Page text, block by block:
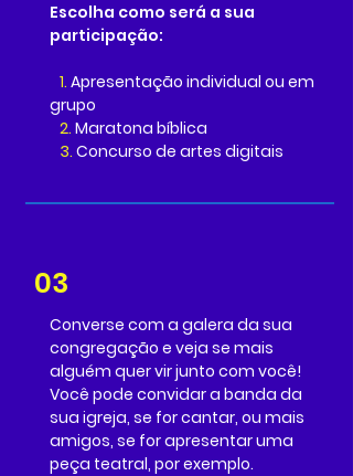
Escolha como será a sua
participação:
1. Apresentação individual ou em
grupo
2. Maratona bíblica
3. Concurso de artes digitais
03
Converse com a galera da sua
congregação e veja se mais
alguém quer vir junto com você!
Você pode convidar a banda da
sua igreja, se for cantar, ou mais
amigos, se for apresentar uma
peça teatral, por exemplo.